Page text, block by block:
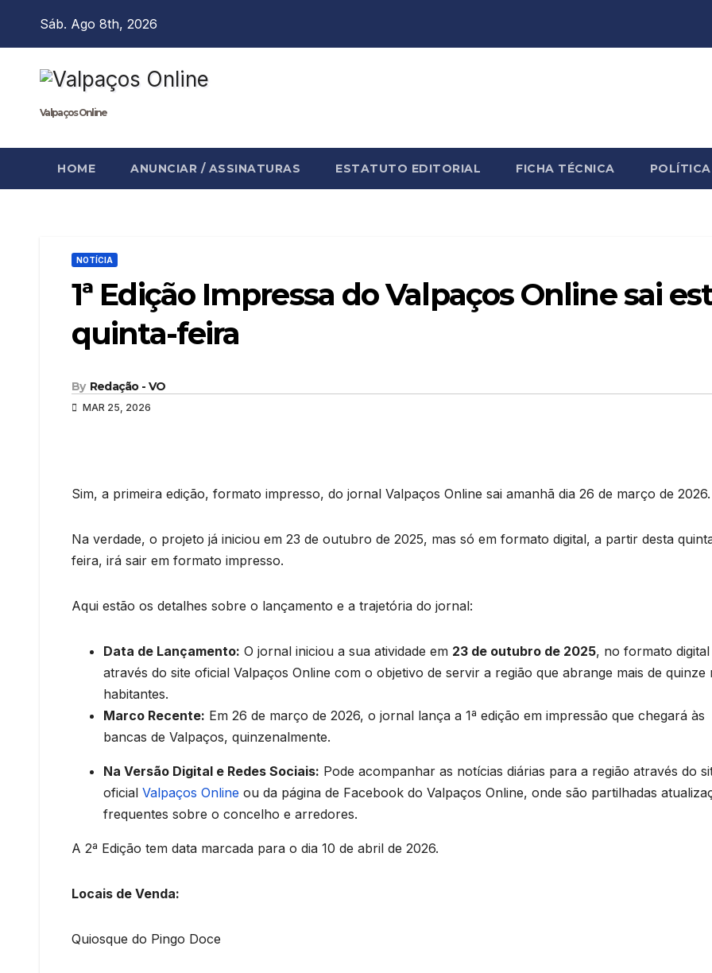
Sáb. Ago 8th, 2026
Valpaços Online
HOME ANUNCIAR / ASSINATURAS ESTATUTO EDITORIAL FICHA TÉCNICA
NOTÍCIA
1ª Edição Impressa do Valpaços Online sai
quinta-feira
By Redação - VO
MAR 25, 2026
Sim, a primeira edição, formato impresso, do jornal Valpaços Online sai amanhã dia 26 de março de 2026.
Na verdade, o projeto já iniciou em 23 de outubro de 2025, mas só em formato digital, a partir desta
feira, irá sair em formato impresso.
Aqui estão os detalhes sobre o lançamento e a trajetória do jornal:
Data de Lançamento: O jornal iniciou a sua atividade em 23 de outubro de 2025, no formato digital
através do site oficial Valpaços Online com o objetivo de servir a região que abrange mais de quinze
habitantes.
Marco Recente: Em 26 de março de 2026, o jornal lança a 1ª edição em impressão que chegará às
bancas de Valpaços, quinzenalmente.
Na Versão Digital e Redes Sociais: Pode acompanhar as notícias diárias para a região através do
oficial Valpaços Online ou da página de Facebook do Valpaços Online, onde são partilhadas
frequentes sobre o concelho e arredores.
A 2ª Edição tem data marcada para o dia 10 de abril de 2026.
Locais de Venda:
Quiosque do Pingo Doce